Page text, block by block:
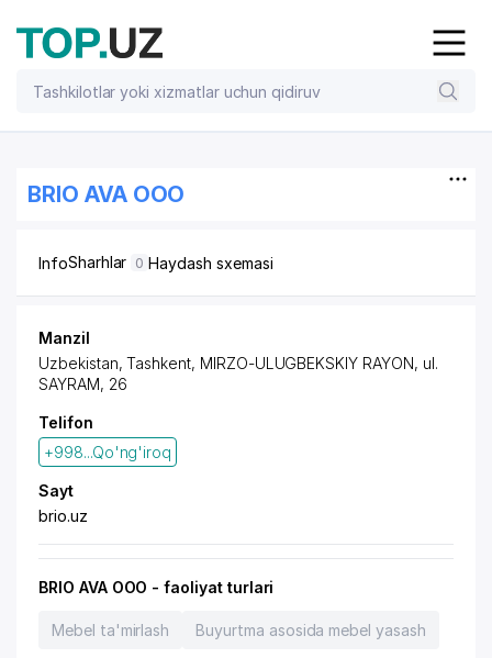
BRIO AVA OOO
InfoSharhlar 0 Haydash sxemasi
Manzil
Uzbekistan, Tashkent, MIRZO-ULUGBEKSKIY RAYON, ul.
SAYRAM, 26
Telifon
+998...Qo'ng'iroq
Sayt
brio.uz
BRIO AVA OOO - faoliyat turlari
Mebel ta'mirlash Buyurtma asosida mebel yasash